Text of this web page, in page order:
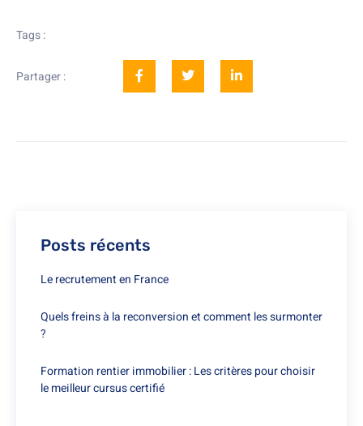
Tags :
Partager :
Posts récents
Le recrutement en France
Quels freins à la reconversion et comment les surmonter
?
Formation rentier immobilier : Les critères pour choisir
le meilleur cursus certifié